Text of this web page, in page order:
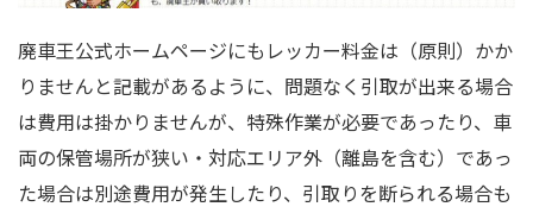
廃車王公式ホームページにもレッカー料金は（原則）かか
りませんと記載があるように、問題なく引取が出来る場合
は費用は掛かりませんが、特殊作業が必要であったり、車
両の保管場所が狭い・対応エリア外（離島を含む）であっ
た場合は別途費用が発生したり、引取りを断られる場合も